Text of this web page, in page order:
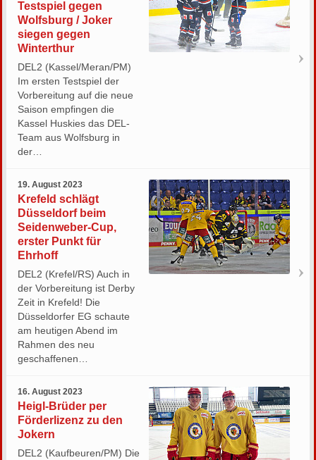
Testspiel gegen
Wolfsburg / Joker
siegen gegen
Winterthur
DEL2 (Kassel/Meran/PM)
Im ersten Testspiel der
Vorbereitung auf die neue
Saison empfingen die
Kassel Huskies das DEL-
Team aus Wolfsburg in
der…
19. August 2023
Krefeld schlägt
Düsseldorf beim
Seidenweber-Cup,
erster Punkt für
Ehrhoff
DEL2 (Krefel/RS) Auch in
der Vorbereitung ist Derby
Zeit in Krefeld! Die
Düsseldorfer EG schaute
am heutigen Abend im
Rahmen des neu
geschaffenen…
16. August 2023
Heigl-Brüder per
Förderlizenz zu den
Jokern
DEL2 (Kaufbeuren/PM) Die